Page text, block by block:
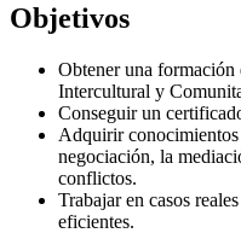
Objetivos
Obtener una formación
Intercultural y
Conseguir un
Adquirir conocimientos
negociación, la
conflictos.
Trabajar en casos
eficientes.